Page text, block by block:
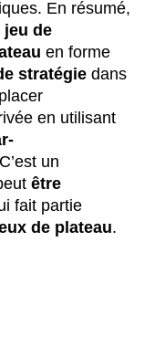
En résumé,
jeu de
en forme
stratégie dans
en utilisant
un
être
fait partie
de plateau.